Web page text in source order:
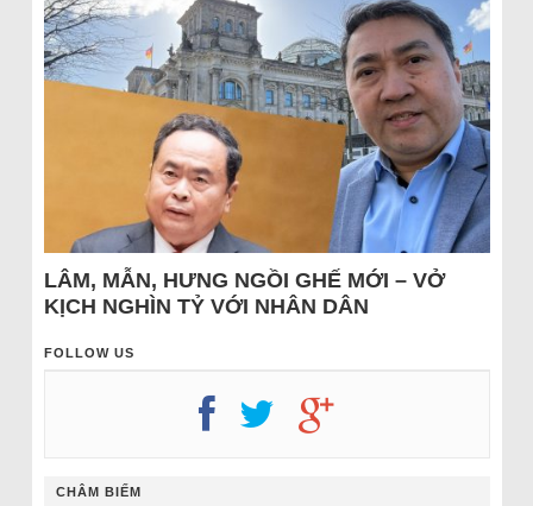
LÂM, MẪN, HƯNG NGỒI GHẾ MỚI – VỞ
KỊCH NGHÌN TỶ VỚI NHÂN DÂN
FOLLOW US
CHÂM BIẾM